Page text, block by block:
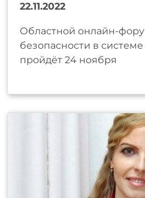
22.11.2022
Областной онлайн-
безопасности в
пройдёт 24 ноября